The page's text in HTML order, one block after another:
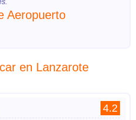
Aeropuerto
en Lanzarote
4.2